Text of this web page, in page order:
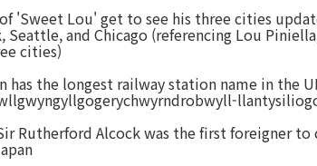
'Sweet Lou' get to see his three cities
Seattle, and Chicago (referencing Lou
cities)
has the longest railway station name in the
ngyllgogerychwyrndrobwyll-llan
Rutherford Alcock was the first foreigner